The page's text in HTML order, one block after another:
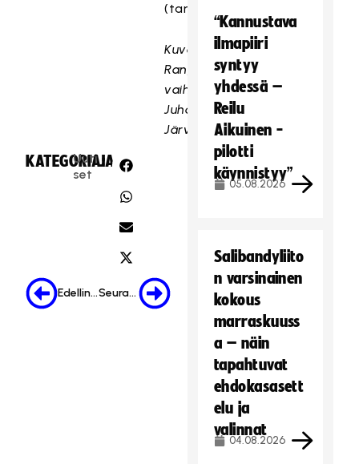
(tarvittaessa)
Kuva
Rangersin
vaihtopenkiltä:
Juhani
Järvenpää
KATEGORIA:
Uuti
set
JAA:
Edellinen Seuraava
“Kannustava
ilmapiiri
syntyy
yhdessä –
Reilu
Aikuinen -
pilotti
käynnistyy”
05.08.2026
Salibandyliito
n varsinainen
kokous
marraskuuss
a – näin
tapahtuvat
ehdokasasett
elu ja
valinnat
04.08.2026